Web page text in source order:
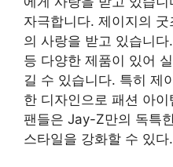
자극합니다. 제이지의
의 사랑을 받고 있습니
등 다양한 제품이 있어
길 수 있습니다. 특히 제
한 디자인으로 패션 아
팬들은 Jay-Z만의 독특
스타일을 강화할 수 있다.